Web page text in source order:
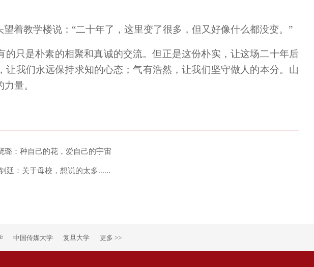
着教学楼说：“二十年了，这里变了很多，但又好像什么都没变。”
只是朴素的相聚和真诚的交流。但正是这份朴实，让这场二十年后
我们永远保持求知的心态；气有浩然，让我们坚守做人的本分。山
量。
璐：种自己的花，爱自己的宇宙
廷：关于母校，想说的太多......
中国传媒大学 复旦大学 更多 >>